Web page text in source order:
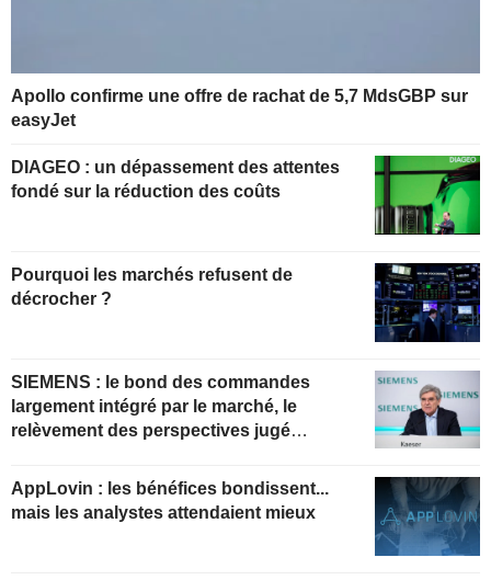
Apollo confirme une offre de rachat de 5,7 MdsGBP sur
easyJet
DIAGEO : un dépassement des attentes
fondé sur la réduction des coûts
Pourquoi les marchés refusent de
décrocher ?
SIEMENS : le bond des commandes
largement intégré par le marché, le
relèvement des perspectives jugé
actuelles
AppLovin : les bénéfices bondissent...
mais les analystes attendaient mieux